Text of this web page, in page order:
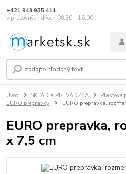
+421 948 935 411
v pracovných dňoch 08.30 - 16.00
Úvod SKLAD a PREVÁDZKA Plastové
EURO prepravky
EURO prepravka,
EURO prepravka,
x 7,5 cm